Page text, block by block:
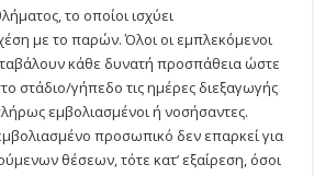
το οποίοι ισχύει
με το παρών. Όλοι οι εμπλεκόμενοι
κάθε δυνατή προσπάθεια ώστε
στάδιο/γήπεδο τις ημέρες διεξαγωγής
εμβολιασμένοι ή νοσήσαντες.
προσωπικό δεν επαρκεί για
θέσεων, τότε κατ’ εξαίρεση, όσοι